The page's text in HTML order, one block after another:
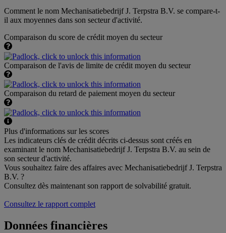
Comment le nom Mechanisatiebedrijf J. Terpstra B.V. se compare-t-
il aux moyennes dans son secteur d'activité.
Comparaison du score de crédit moyen du secteur
Comparaison de l'avis de limite de crédit moyen du secteur
Comparaison du retard de paiement moyen du secteur
Plus d'informations sur les scores
Les indicateurs clés de crédit décrits ci-dessus sont créés en
examinant le nom Mechanisatiebedrijf J. Terpstra B.V. au sein de
son secteur d'activité.
Vous souhaitez faire des affaires avec Mechanisatiebedrijf J. Terpstra
B.V. ?
Consultez dès maintenant son rapport de solvabilité gratuit.
Consultez le rapport complet
Données financières